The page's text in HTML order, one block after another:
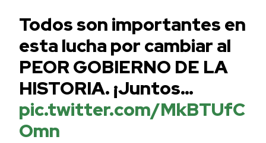
Todos son importantes en
esta lucha por cambiar al
PEOR GOBIERNO DE LA
HISTORIA. ¡Juntos…
pic.twitter.com/MkBTUfC
Omn